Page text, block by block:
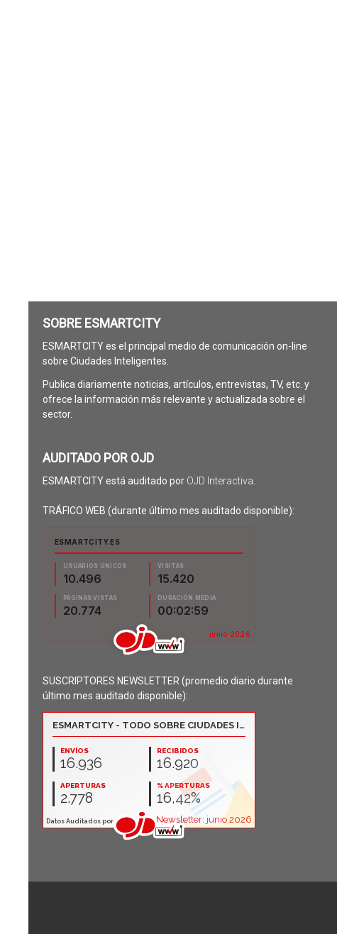
SOBRE ESMARTCITY
ESMARTCITY es el principal medio de comunicación on-line
sobre Ciudades Inteligentes.
Publica diariamente noticias, artículos, entrevistas, TV, etc. y
ofrece la información más relevante y actualizada sobre el
sector.
AUDITADO POR OJD
ESMARTCITY está auditado por OJD Interactiva
TRÁFICO WEB (durante último mes auditado disponible):
SUSCRIPTORES NEWSLETTER (promedio diario durante
último mes auditado disponible):